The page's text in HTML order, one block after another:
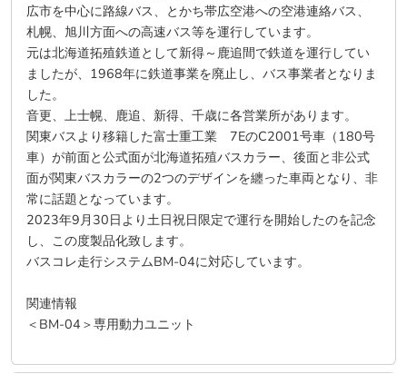
広市を中心に路線バス、とかち帯広空港への空港連絡バス、
札幌、旭川方面への高速バス等を運行しています。
元は北海道拓殖鉄道として新得～鹿追間で鉄道を運行してい
ましたが、1968年に鉄道事業を廃止し、バス事業者となりま
した。
音更、上士幌、鹿追、新得、千歳に各営業所があります。
関東バスより移籍した富士重工業 7EのC2001号車（180号
車）が前面と公式面が北海道拓殖バスカラー、後面と非公式
面が関東バスカラーの2つのデザインを纏った車両となり、非
常に話題となっています。
2023年9月30日より土日祝日限定で運行を開始したのを記念
し、この度製品化致します。
バスコレ走行システムBM-04に対応しています。
関連情報
＜BM-04＞専用動力ユニット